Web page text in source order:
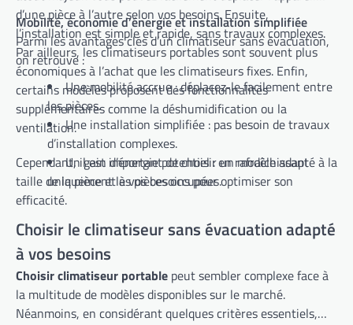
d’une pièce à l’autre selon vos besoins. Ensuite,
l’installation est simple et rapide, sans travaux complexes.
Par ailleurs, les climatiseurs portables sont souvent plus
économiques à l’achat que les climatiseurs fixes. Enfin,
certains modèles proposent des fonctionnalités
supplémentaires comme la déshumidification ou la
ventilation.
Mobilité, économie d’énergie et installation simplifiée
Parmi les avantages clés d’un climatiseur sans évacuation,
on retrouve :
Une mobilité accrue : déplacez-le facilement entre
les pièces.
Une installation simplifiée : pas besoin de travaux
d’installation complexes.
Un gain d’énergie potentiel : en rafraîchissant
uniquement les pièces occupées.
Cependant, il est important de choisir un modèle adapté à la
taille de la pièce et à vos besoins pour optimiser son
efficacité.
Choisir le climatiseur sans évacuation adapté
à vos besoins
Choisir climatiseur portable peut sembler complexe face à
la multitude de modèles disponibles sur le marché.
Néanmoins, en considérant quelques critères essentiels,